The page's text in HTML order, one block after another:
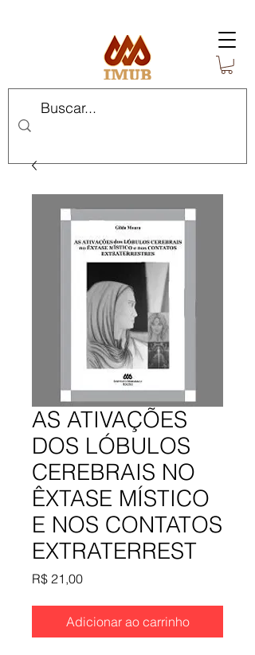
AS ATIVAÇÕES
DOS LÓBULOS
CEREBRAIS NO
ÊXTASE MÍSTICO
E NOS CONTATOS
EXTRATERREST
R$ 21,00Preço
Adicionar ao carrinho